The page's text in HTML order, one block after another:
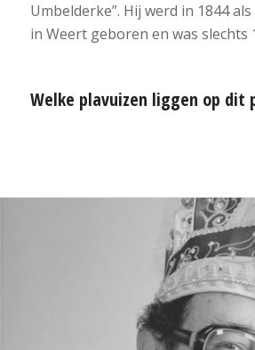
Umbelderke”. Hij werd in 1844
in Weert geboren en was slechts
Welke plavuizen liggen op dit